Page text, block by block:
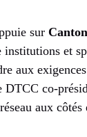
sur
institutions et
aux
co-
aux côtés